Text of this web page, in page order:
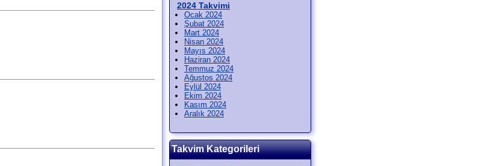
2024 Takvimi
Ocak 2024
Şubat 2024
Mart 2024
Nisan 2024
Mayıs 2024
Haziran 2024
Temmuz 2024
Ağustos 2024
Eylül 2024
Ekim 2024
Kasım 2024
Aralık 2024
Takvim Kategorileri